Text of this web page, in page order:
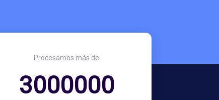
Procesamos más de
3000000